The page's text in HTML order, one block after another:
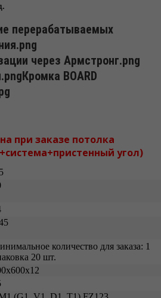
Кромка BOARD
при заказе потолка
угол)
количество для заказа: 1
20 шт.